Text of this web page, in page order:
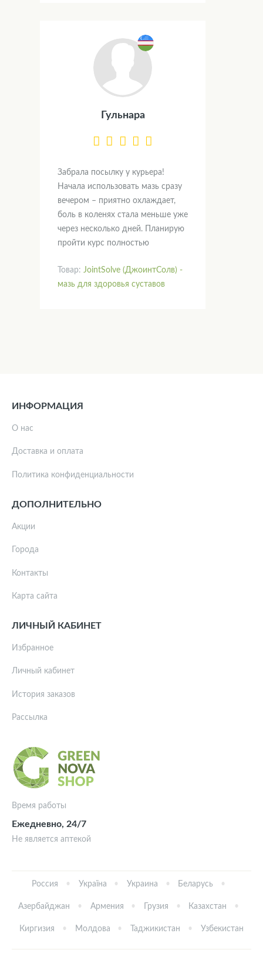
Гульнара
Забрала посылку у курьера!
Начала использовать мазь сразу
вечером – приятно охлаждает,
боль в коленях стала меньше уже
через несколько дней. Планирую
пройти курс полностью
Товар: JointSolve (ДжоинтСолв) -
мазь для здоровья суставов
Время работы
Ежедневно, 24/7
Не является аптекой
ИНФОРМАЦИЯ
О нас
Доставка и оплата
Политика конфиденциальности
ДОПОЛНИТЕЛЬНО
Акции
Города
Контакты
Карта сайта
ЛИЧНЫЙ КАБИНЕТ
Избранное
Личный кабинет
История заказов
Рассылка
Россия Україна Украина Беларусь
Азербайджан Армения Грузия Казахстан
Киргизия Молдова Таджикистан Узбекистан